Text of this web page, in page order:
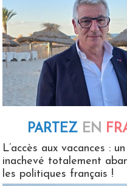
PARTEZ EN
L’accès aux vacances :
inachevé totalement
les politiques français !